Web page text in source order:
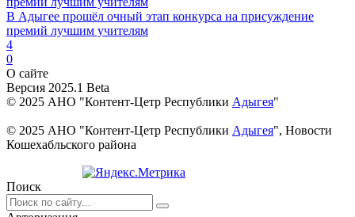
В Адыгее прошёл очный этап конкурса на присуждение
премий лучшим учителям
4
0
О сайте
Версия 2025.1 Beta
© 2025 АНО "Контент-Цетр Республики Адыгея"
© 2025 АНО "Контент-Цетр Республики Адыгея", Новости
Кошехабльского района
Поиск